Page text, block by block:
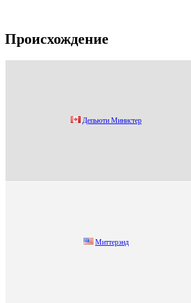
Происхождение
Дeпьюти Министeр
Миттepэнд